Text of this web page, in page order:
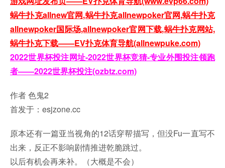
蜗牛扑克allnew官网,蜗牛扑克allnewpoker官网,蜗牛扑克
allnewpoker国际场,allnewpoker官网下载,蜗牛扑克网站,
蜗牛扑克下载——EV扑克体育导航(allnewpuke.com)
2022世界杯投注网址-2022世界杯竞猜-专业外围投注领跑
者——2022世界杯投注(ozbtz.com)
作者 色鬼2
首发于：esjzone.cc
原本还有一篇亚当视角的12话穿帮描写，但没Fu一直写不
出来，反正不影响剧情推进乾脆跳过。
以后有机会再来补。（大概是不会）